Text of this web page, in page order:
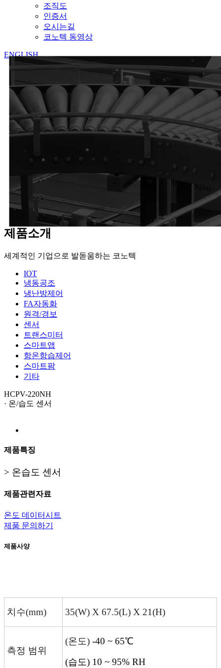
조직도
인증서
오시는길
코노텍 동영상
ENGLISH
제품소개
세계적인 기업으로 발돋움하는 코노텍
IOT
냉동공조
냉난방제어
FA자동화
원격/경보
센서
트랜스미터
스마트앱
항온항습제어
스마트팜
기타
HCPV-220NH
· 온/습도 센서
제품특징
> 온습도 센서
제품관련자료
온도 데이터시트
제품 문의하기
제품사양
치수(mm) 35(W) X 67.5(L) X 21(H)
측정 범위
(온도) -40 ~ 65℃
(습도) 10 ~ 95% RH